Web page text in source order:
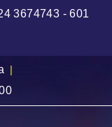
3674743 - 601
|